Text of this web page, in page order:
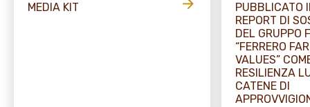
MEDIA KIT
PUBBLICATO
REPORT DI
DEL GRUPPO
“FERRERO
VALUES”
RESILIENZA
CATENE DI